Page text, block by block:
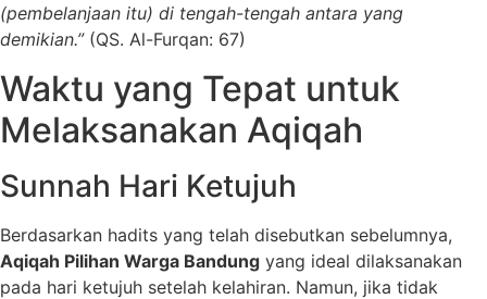
(pembelanjaan itu) di tengah-tengah antara yang
demikian.”(QS. Al-Furqan: 67)
Waktu yang Tepat untuk
Melaksanakan Aqiqah
Sunnah Hari Ketujuh
Berdasarkan hadits yang telah disebutkan sebelumnya,
Aqiqah Pilihan Warga Bandung yang ideal dilaksanakan
pada hari ketujuh setelah kelahiran. Namun, jika tidak